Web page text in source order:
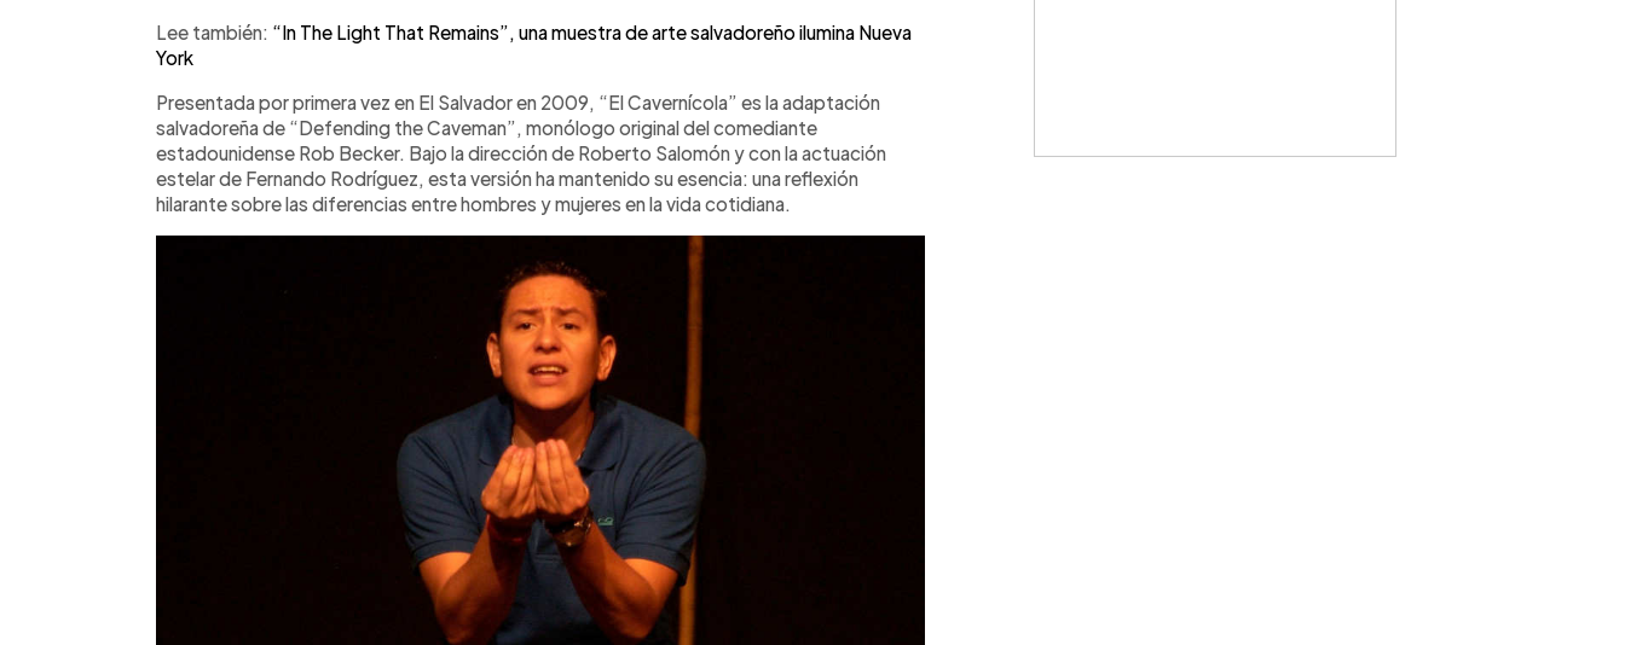
Lee también: “In The Light That Remains”, una muestra de arte salvadoreño ilumina Nueva
York
Presentada por primera vez en El Salvador en 2009, “El Cavernícola” es la adaptación
salvadoreña de “Defending the Caveman”, monólogo original del comediante
estadounidense Rob Becker. Bajo la dirección de Roberto Salomón y con la actuación
estelar de Fernando Rodríguez, esta versión ha mantenido su esencia: una reflexión
hilarante sobre las diferencias entre hombres y mujeres en la vida cotidiana.